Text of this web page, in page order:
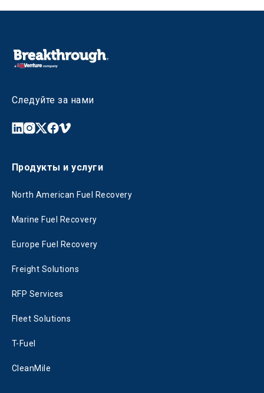
Следуйте за нами
Продукты и услуги
North American Fuel Recovery
Marine Fuel Recovery
Europe Fuel Recovery
Freight Solutions
RFP Services
Fleet Solutions
T-Fuel
CleanMile